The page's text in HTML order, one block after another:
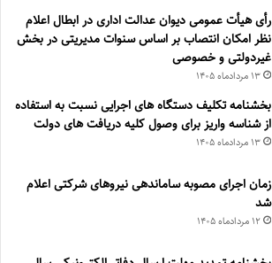
رأی هیأت عمومی دیوان عدالت اداری در ابطال اعلام
نظر امکان انتصاب بر اساس سنوات مدیریتی در بخش
غیردولتی و خصوصی
۱۳ مرداد‌ماه ۱۴۰۵
بخشنامه تکلیف دستگاه های اجرایی نسبت به استفاده
از شناسه واریز برای وصول کلیه دریافت های دولت
۱۳ مرداد‌ماه ۱۴۰۵
زمان اجرای مصوبه ساماندهی نیروهای شرکتی اعلام
شد
۱۲ مرداد‌ماه ۱۴۰۵